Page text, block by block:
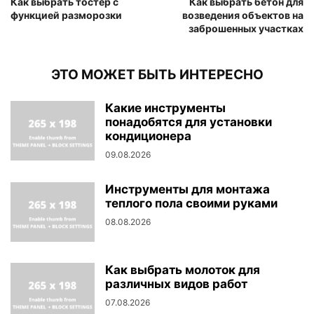
функцией разморозки
возведения объектов на
заброшенных участках
ЭТО МОЖЕТ БЫТЬ ИНТЕРЕСНО
Какие инструменты
понадобятся для установки
кондиционера
09.08.2026
Инструменты для монтажа
теплого пола своими руками
08.08.2026
Как выбрать молоток для
различных видов работ
07.08.2026